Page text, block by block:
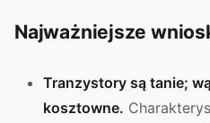
Najważniejsze
Tranzystory są tanie;
kosztowne.